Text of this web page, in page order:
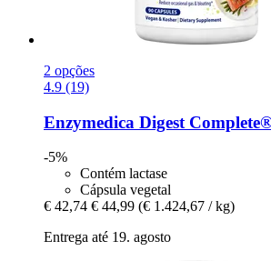
2 opções
4.9 (19)
Enzymedica Digest
-5%
Contém lactase
Cápsula vegetal
€ 42,74 € 44,99 (€ 1.424,67 / kg)
Entrega até 19. agosto